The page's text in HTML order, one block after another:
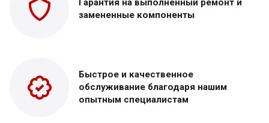
замененные компоненты
Быстрое и качественное
обслуживание благодаря нашим
опытным специалистам